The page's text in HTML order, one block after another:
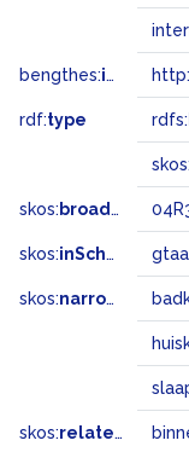
bengthes:inSet
rdf:type rdfs:
skos:
skos: broadMatch
skos:inScheme
skos:narrower
skos:related